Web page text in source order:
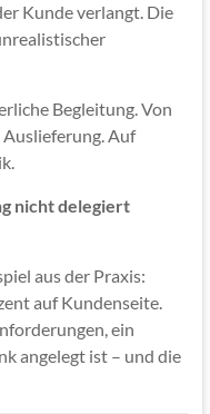
Kunde verlangt. Die
Begleitung. Von
Auf
nicht delegiert
aus der Praxis:
auf Kundenseite.
ein
angelegt ist – und die